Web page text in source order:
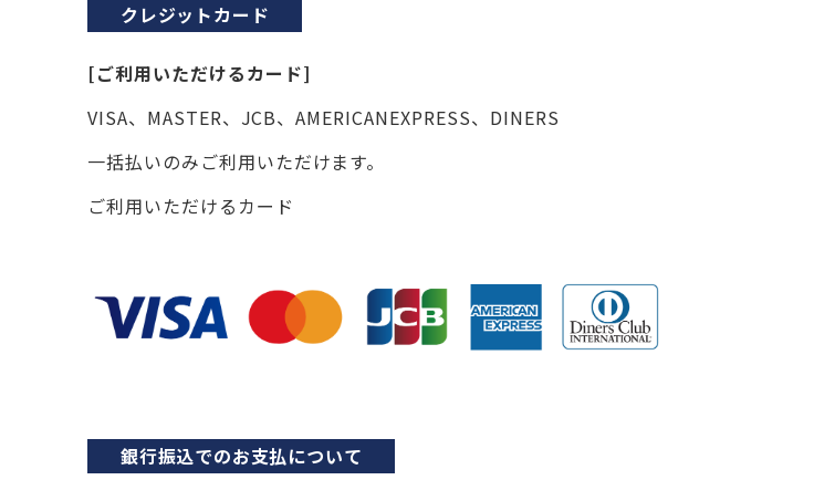
クレジットカード
[ご利用いただけるカード]
VISA、MASTER、JCB、AMERICANEXPRESS、DINERS
一括払いのみご利用いただけます。
ご利用いただけるカード
銀行振込でのお支払について